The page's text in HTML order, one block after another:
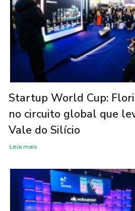
Startup World Cup:
no circuito global que
Vale do Silício
Leia mais